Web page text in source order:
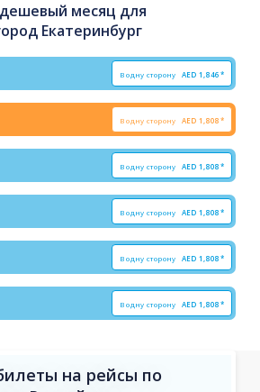
месяц для
Екатеринбург
В одну сторону AED 1,846*
В одну сторону AED 1,808*
В одну сторону AED 1,808*
В одну сторону AED 1,808*
В одну сторону AED 1,808*
В одну сторону AED 1,808*
на рейсы по